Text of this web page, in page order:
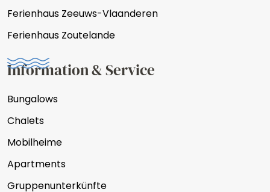
Ferienhaus Zeeuws-Vlaanderen
Ferienhaus Zoutelande
Information & Service
Bungalows
Chalets
Mobilheime
Apartments
Gruppenunterkünfte